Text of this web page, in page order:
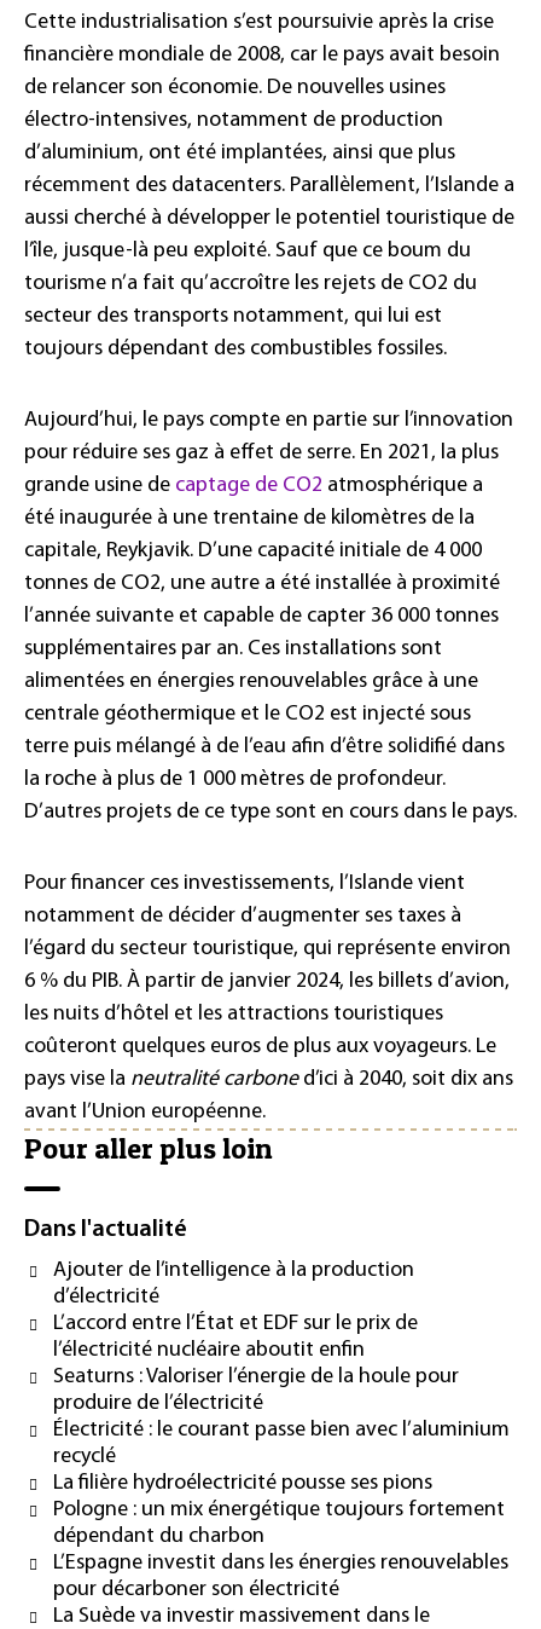
Cette industrialisation s’est poursuivie après la crise
financière mondiale de 2008, car le pays avait besoin
de relancer son économie. De nouvelles usines
électro-intensives, notamment de production
d’aluminium, ont été implantées, ainsi que plus
récemment des datacenters. Parallèlement, l’Islande a
aussi cherché à développer le potentiel touristique de
l’île, jusque-là peu exploité. Sauf que ce boum du
tourisme n’a fait qu’accroître les rejets de CO2 du
secteur des transports notamment, qui lui est
toujours dépendant des combustibles fossiles.
Aujourd’hui, le pays compte en partie sur l’innovation
pour réduire ses gaz à effet de serre. En 2021, la plus
grande usine de captage de CO2 atmosphérique a
été inaugurée à une trentaine de kilomètres de la
capitale, Reykjavik. D’une capacité initiale de 4 000
tonnes de CO2, une autre a été installée à proximité
l’année suivante et capable de capter 36 000 tonnes
supplémentaires par an. Ces installations sont
alimentées en énergies renouvelables grâce à une
centrale géothermique et le CO2 est injecté sous
terre puis mélangé à de l’eau afin d’être solidifié dans
la roche à plus de 1 000 mètres de profondeur.
D’autres projets de ce type sont en cours dans le pays.
Pour financer ces investissements, l’Islande vient
notamment de décider d’augmenter ses taxes à
l’égard du secteur touristique, qui représente environ
6 % du PIB. À partir de janvier 2024, les billets d’avion,
les nuits d’hôtel et les attractions touristiques
coûteront quelques euros de plus aux voyageurs. Le
pays vise la neutralité carboned’ici à 2040, soit dix ans
avant l’Union européenne.
Pour aller plus loin
Dans l'actualité
Ajouter de l’intelligence à la production
d’électricité
L’accord entre l’État et EDF sur le prix de
l’électricité nucléaire aboutit enfin
Seaturns : Valoriser l’énergie de la houle pour
produire de l’électricité
Électricité : le courant passe bien avec l’aluminium
recyclé
La filière hydroélectricité pousse ses pions
Pologne : un mix énergétique toujours fortement
dépendant du charbon
L’Espagne investit dans les énergies renouvelables
pour décarboner son électricité
La Suède va investir massivement dans le